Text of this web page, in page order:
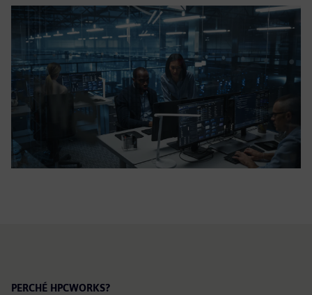
PERCHÉ HPCWORKS?